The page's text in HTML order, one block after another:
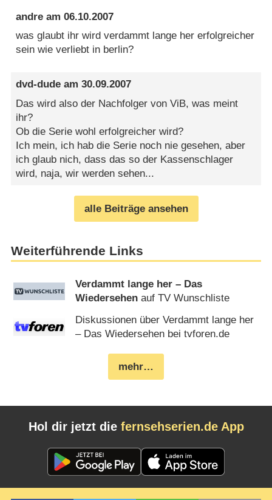
andre am06.10.2007
was glaubt ihr wird verdammt lange her erfolgreicher
sein wie verliebt in berlin?
dvd-dude am30.09.2007
Das wird also der Nachfolger von ViB, was meint
ihr?
Ob die Serie wohl erfolgreicher wird?
Ich mein, ich hab die Serie noch nie gesehen, aber
ich glaub nich, dass das so der Kassenschlager
wird, naja, wir werden sehen...
alle Beiträge ansehen
Weiterführende Links
Verdammt lange her – Das
Wiedersehen auf TV Wunschliste
Diskussionen über Verdammt lange her
– Das Wiedersehen bei tvforen.de
mehr…
Hol dir jetzt die fernsehserien.de App